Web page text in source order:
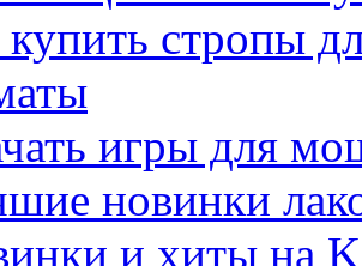
купить стропы
игры для
новинки
и хиты на